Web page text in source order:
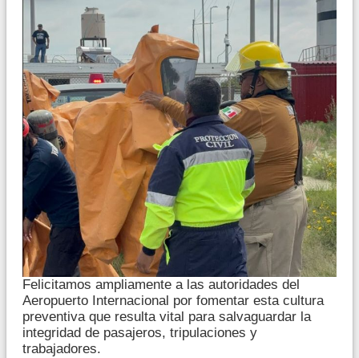
Felicitamos ampliamente a las autoridades del
Aeropuerto Internacional por fomentar esta cultura
preventiva que resulta vital para salvaguardar la
integridad de pasajeros, tripulaciones y
trabajadores.